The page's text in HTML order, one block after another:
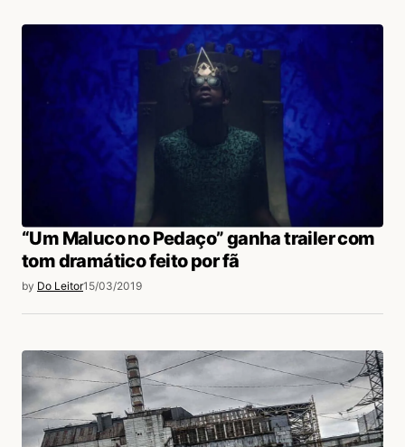
“Um Maluco no Pedaço” ganha trailer com
tom dramático feito por fã
by Do Leitor15/03/2019